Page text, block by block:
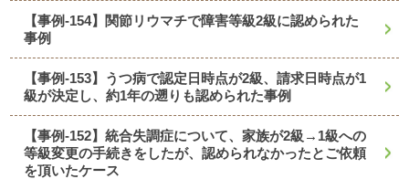
【事例-154】関節リウマチで障害等級2級に認められた
事例
【事例-153】うつ病で認定日時点が2級、請求日時点が1
級が決定し、約1年の遡りも認められた事例
【事例-152】統合失調症について、家族が2級→1級への
等級変更の手続きをしたが、認められなかったとご依頼
を頂いたケース